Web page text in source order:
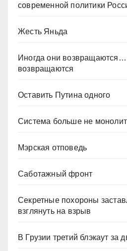
современной политики
Жесть Яньда
Иногда они
возвращаются
Оставить Путина одного
Система больше не
Мэрская отповедь
Саботажный фронт
Секретные похороны
взглянуть на взрыв
В Грузии третий блэкаут за